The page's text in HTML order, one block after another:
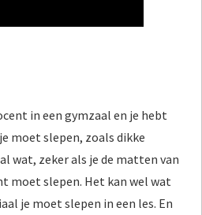
in een gymzaal en je hebt
moet slepen, zoals dikke
wat, zeker als je de matten van
moet slepen. Het kan wel wat
je moet slepen in een les. En